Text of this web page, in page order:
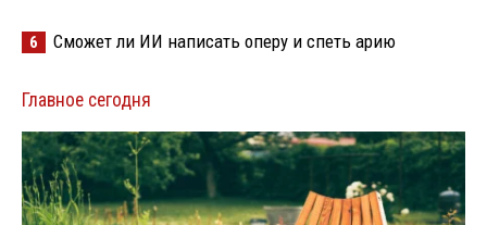
6 Сможет ли ИИ написать оперу и спеть арию
Главное сегодня